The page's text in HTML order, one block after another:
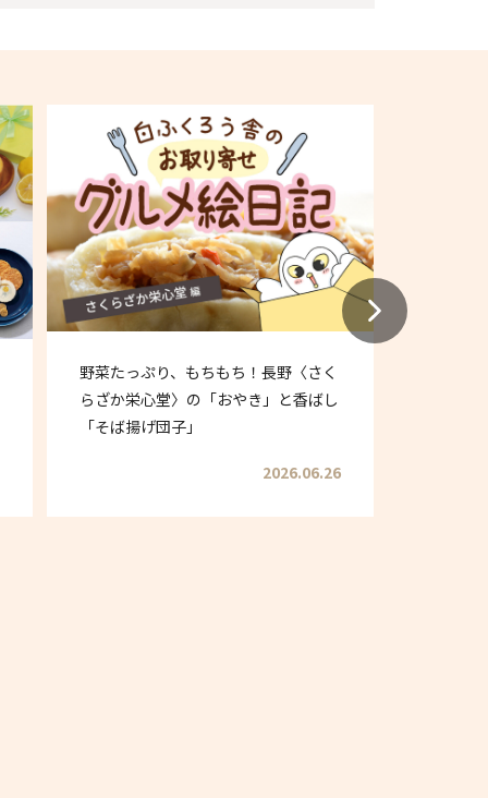
野菜たっぷり、もちもち！長野〈さく
らざか栄心堂〉の「おやき」と香ばし
「そば揚げ団子」
2026.06.26